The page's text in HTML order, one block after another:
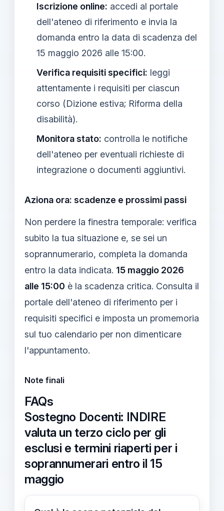
Iscrizione online: accedi al portale
dell'ateneo di riferimento e invia la
domanda entro la data di scadenza del
15 maggio 2026 alle 15:00.
Verifica requisiti specifici: leggi
attentamente i requisiti per ciascun
corso (Dizione estiva; Riforma della
disabilità).
Monitora stato: controlla le notifiche
dell'ateneo per eventuali richieste di
integrazione o documenti aggiuntivi.
Aziona ora: scadenze e prossimi passi
Non perdere la finestra temporale: verifica
subito la tua situazione e, se sei un
soprannumerario, completa la domanda
entro la data indicata. 15 maggio 2026
alle 15:00 è la scadenza critica. Consulta il
portale dell'ateneo di riferimento per i
requisiti specifici e imposta un promemoria
sul tuo calendario per non dimenticare
l'appuntamento.
Note finali
FAQs
Sostegno Docenti: INDIRE
valuta un terzo ciclo per gli
esclusi e termini riaperti per i
soprannumerari entro il 15
maggio